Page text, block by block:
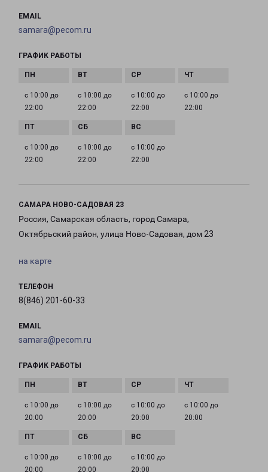
EMAIL
samara@pecom.ru
ГРАФИК РАБОТЫ
с 10:00 до
22:00
с 10:00 до
22:00
с 10:00 до
22:00
с 10:00 до
22:00
с 10:00 до
22:00
с 10:00 до
22:00
с 10:00 до
22:00
САМАРА НОВО-САДОВАЯ 23
Россия, Самарская область, город Самара,
Октябрьский район, улица Ново-Садовая, дом 23
на карте
ТЕЛЕФОН
8(846) 201-60-33
EMAIL
samara@pecom.ru
ГРАФИК РАБОТЫ
с 10:00 до
20:00
с 10:00 до
20:00
с 10:00 до
20:00
с 10:00 до
20:00
с 10:00 до
20:00
с 10:00 до
20:00
с 10:00 до
20:00